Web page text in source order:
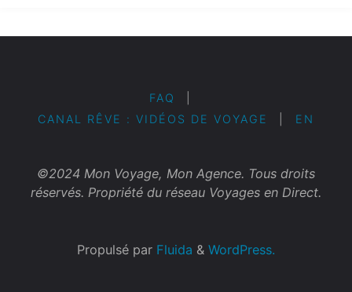
FAQ
CANAL RÊVE : VIDÉOS DE VOYAGE
EN
©2024 Mon Voyage, Mon Agence. Tous droits
réservés. Propriété du réseau Voyages en Direct.
Propulsé par Fluida & WordPress.